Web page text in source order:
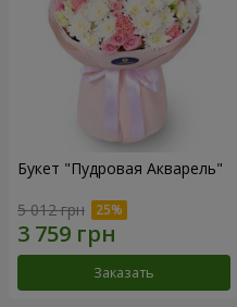
Букет "Пудровая Акварель"
5 012 грн
Заказать